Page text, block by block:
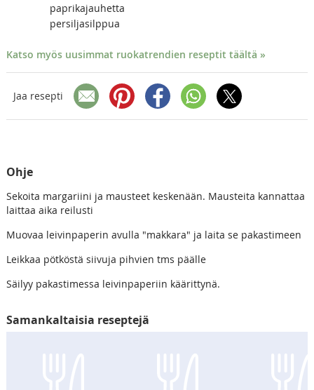
paprikajauhetta
persiljasilppua
Katso myös uusimmat ruokatrendien reseptit täältä »
Jaa resepti
Ohje
Sekoita margariini ja mausteet keskenään. Mausteita kannattaa
laittaa aika reilusti
Muovaa leivinpaperin avulla "makkara" ja laita se pakastimeen
Leikkaa pötköstä siivuja pihvien tms päälle
Säilyy pakastimessa leivinpaperiin käärittynä.
Samankaltaisia reseptejä